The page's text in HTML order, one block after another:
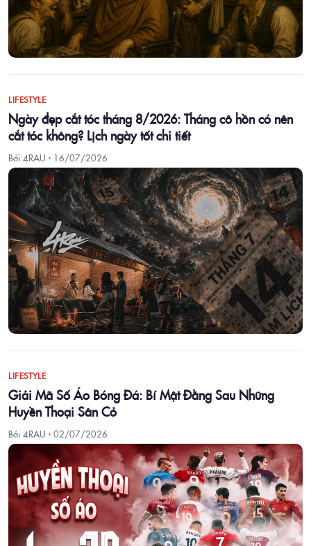
LIFESTYLE
Ngày đẹp cắt tóc tháng 8/2026: Tháng cô hồn có nên
cắt tóc không? Lịch ngày tốt chi tiết
Bởi 4RAU · 16/07/2026
LIFESTYLE
Giải Mã Số Áo Bóng Đá: Bí Mật Đằng Sau Những
Huyền Thoại Sân Cỏ
Bởi 4RAU · 02/07/2026